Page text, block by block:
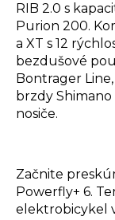
RIB 2.0 s
Purion 200.
a XT s 12
bezdušové
Bontrager
brzdy
nosiče.
Začnite
Powerfly+ 6.
elektrobicykel